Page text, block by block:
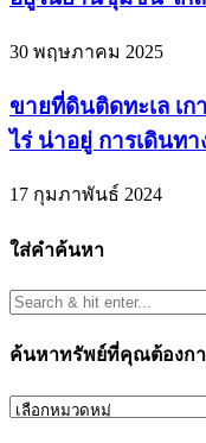
30 พฤษภาคม 2025
ขายที่ดินติดทะเล เก
ไร่ น่าอยู่ การเดินทา
17 กุมภาพันธ์ 2024
ใส่คำค้นหา
ค้นหาทรัพย์ที่คุณต้องก
ค้นหา